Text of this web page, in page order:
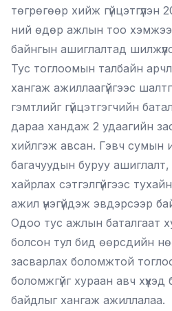
төгрөгөөр хийж
ний өдөр ажлын тоо
байнгын ашиглалтад
Тус тоглоомын талбайн
хангаж ажиллаагүйгээс
гэмтлийг гүйцэтгэгчийн
дараа хандаж 2 удаагийн
хийлгэж авсан. Гэвч сумын
багачуудын буруу ашиглалт,
хайрлах сэтгэлгүйгээс
ажил үнэгүйдэж эвдэрсээр
Одоо тус ажлын баталгаат
болсон тул бид өөрсдийн
засварлах боломжтой
боломжгүйг хураан авч
байдлыг хангаж ажиллалаа.